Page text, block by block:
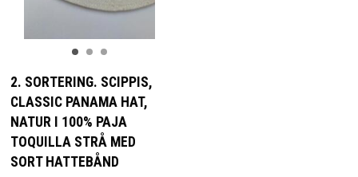
2. SORTERING. SCIPPIS,
CLASSIC PANAMA HAT,
NATUR I 100% PAJA
TOQUILLA STRÅ MED
SORT HATTEBÅND